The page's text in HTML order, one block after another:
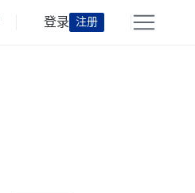
登录 注册